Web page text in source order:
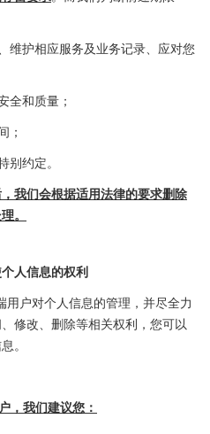
维护相应服务及业务记录、应对您
全和质量；
；
别约定。
我们会根据适用法律的要求删除
。
人信息的权利
用户对个人信息的管理，并尽全力
修改、删除等相关权利，您可以
。
，我们建议您：